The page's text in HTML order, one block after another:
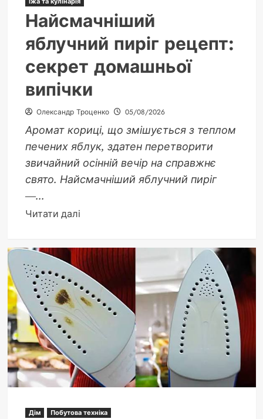
Найсмачніший
яблучний пиріг рецепт:
секрет домашньої
випічки
Олександр Троценко 05/08/2026
Аромат кориці, що змішується з теплом
печених яблук, здатен перетворити
звичайний осінній вечір на справжнє
свято. Найсмачніший яблучний пиріг
—...
Читати даліДокладніше
яблучний
пиріг
рецепт:
секрет
домашньої
Дім Побутова техніка